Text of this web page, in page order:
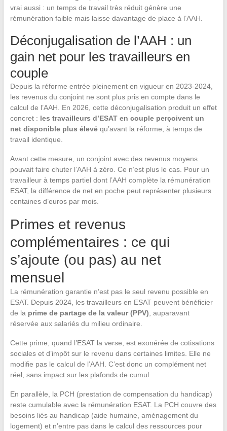
vrai aussi : un temps de travail très réduit génère une
rémunération faible mais laisse davantage de place à l’AAH.
Déconjugalisation de l’AAH : un
gain net pour les travailleurs en
couple
Depuis la réforme entrée pleinement en vigueur en 2023-2024,
les revenus du conjoint ne sont plus pris en compte dans le
calcul de l’AAH. En 2026, cette déconjugalisation produit un effet
concret : les travailleurs d’ESAT en couple perçoivent un
net disponible plus élevéqu’avant la réforme, à temps de
travail identique.
Avant cette mesure, un conjoint avec des revenus moyens
pouvait faire chuter l’AAH à zéro. Ce n’est plus le cas. Pour un
travailleur à temps partiel dont l’AAH complète la rémunération
ESAT, la différence de net en poche peut représenter plusieurs
centaines d’euros par mois.
Primes et revenus
complémentaires : ce qui
s’ajoute (ou pas) au net
mensuel
La rémunération garantie n’est pas le seul revenu possible en
ESAT. Depuis 2024, les travailleurs en ESAT peuvent bénéficier
de la prime de partage de la valeur (PPV) , auparavant
réservée aux salariés du milieu ordinaire.
Cette prime, quand l’ESAT la verse, est exonérée de cotisations
sociales et d’impôt sur le revenu dans certaines limites. Elle ne
modifie pas le calcul de l’AAH. C’est donc un complément net
réel, sans impact sur les plafonds de cumul.
En parallèle, la PCH (prestation de compensation du handicap)
reste cumulable avec la rémunération ESAT. La PCH couvre des
besoins liés au handicap (aide humaine, aménagement du
logement) et n’entre pas dans le calcul des ressources pour